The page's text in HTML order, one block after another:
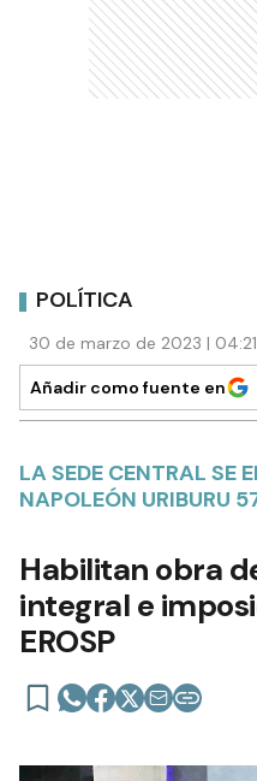
POLÍTICA
30 de marzo de 2023 |
Añadir como fuente en
LA SEDE CENTRAL SE
NAPOLEÓN URIBURU
Habilitan obra
integral e
EROSP